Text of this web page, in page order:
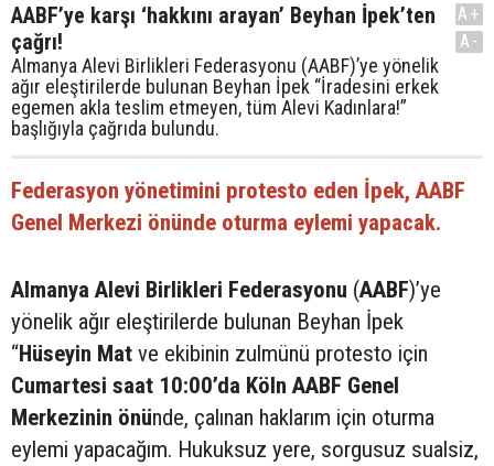
AABF’ye karşı ‘hakkını arayan’ Beyhan İpek’ten
çağrı!
Almanya Alevi Birlikleri Federasyonu (AABF)’ye yönelik
ağır eleştirilerde bulunan Beyhan İpek “İradesini erkek
egemen akla teslim etmeyen, tüm Alevi Kadınlara!”
başlığıyla çağrıda bulundu.
A+
A-
Federasyon yönetimini protesto eden İpek, AABF
Genel Merkezi önünde oturma eylemi yapacak.
Almanya Alevi Birlikleri Federasyonu (AABF)’ye
yönelik ağır eleştirilerde bulunan Beyhan İpek
“Hüseyin Mat ve ekibinin zulmünü protesto için
Cumartesi saat 10:00’da Köln AABF Genel
Merkezinin önünde, çalınan haklarım için oturma
eylemi yapacağım. Hukuksuz yere, sorgusuz sualsiz,